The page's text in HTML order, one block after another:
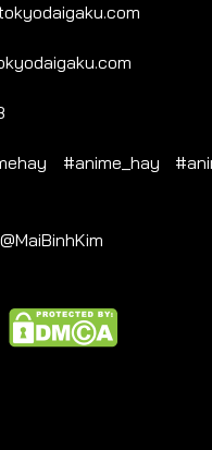
#anime_hay
@MaiBinhKim